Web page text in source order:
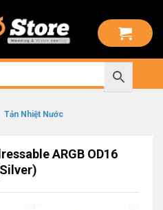
Tản Nhiệt Nước
ARGB OD16